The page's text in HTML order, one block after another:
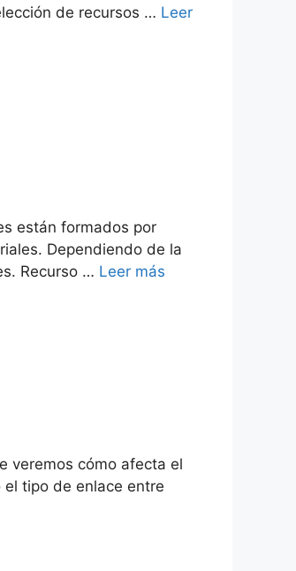
de recursos … Leer
están formados por
Dependiendo de la
Recurso … Leer más
veremos cómo afecta el
tipo de enlace entre